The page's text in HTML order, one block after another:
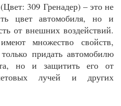
309 Гренадер) – это не
цвет автомобиля, но и
от внешних воздействий.
множество свойств,
придать автомобилю
но и защитить его от
лучей и других